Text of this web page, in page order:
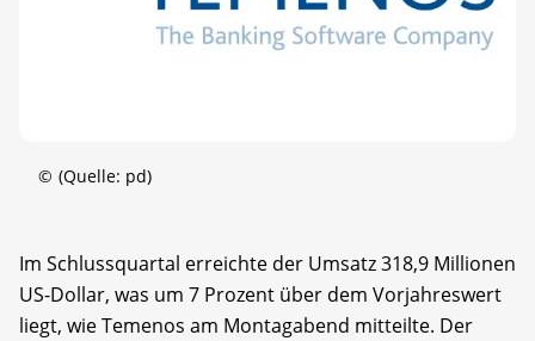
© (Quelle: pd)
Im Schlussquartal erreichte der Umsatz 318,9 Millionen
US-Dollar, was um 7 Prozent über dem Vorjahreswert
liegt, wie Temenos am Montagabend mitteilte. Der